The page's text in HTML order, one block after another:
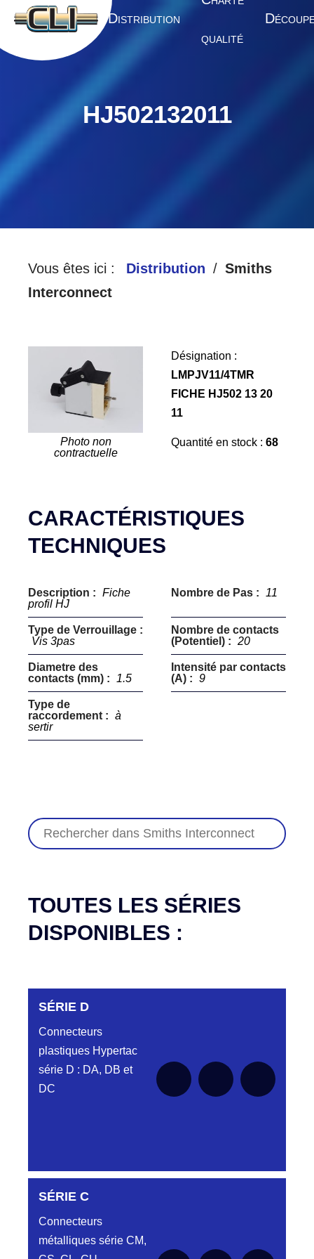
A CCUEIL DISTRIBUTION
QUALITÉ
D
HJ502132011
Vous êtes ici : Distribution
Smiths
Interconnect
Photo non
contractuelle
Désignation :
LMPJV11/4TMR
FICHE HJ502 13 20
11
Quantité en stock : 68
CARACTÉRISTIQUES
TECHNIQUES
Description : Fiche
profil HJ
Nombre de Pas : 11
Type de Verrouillage :
Vis 3pas
Nombre de contacts
(Potentiel) : 20
Diametre des
contacts (mm) :
1.5
Intensité par contacts
(A) : 9
Type de
raccordement : à
sertir
TOUTES LES SÉRIES
DISPONIBLES :
SÉRIE D
Connecteurs
plastiques Hypertac
série D : DA, DB et
DC
DC6122340N
D03EC612MT CONNECTEUR NOIR
DC6122340O
SÉRIE C
Connecteurs
métalliques série CM,